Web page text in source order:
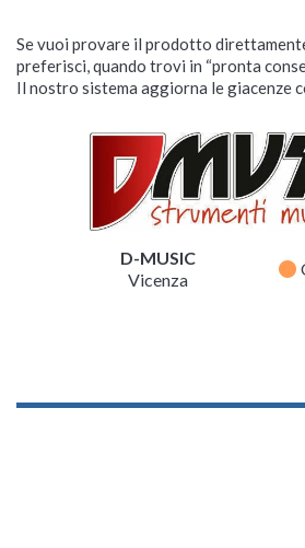
Se vuoi provare il prodotto
preferisci, quando trovi in “pronta
Il nostro sistema aggiorna le giacenze
D-MUSIC
Vicenza
fiber_manual_record